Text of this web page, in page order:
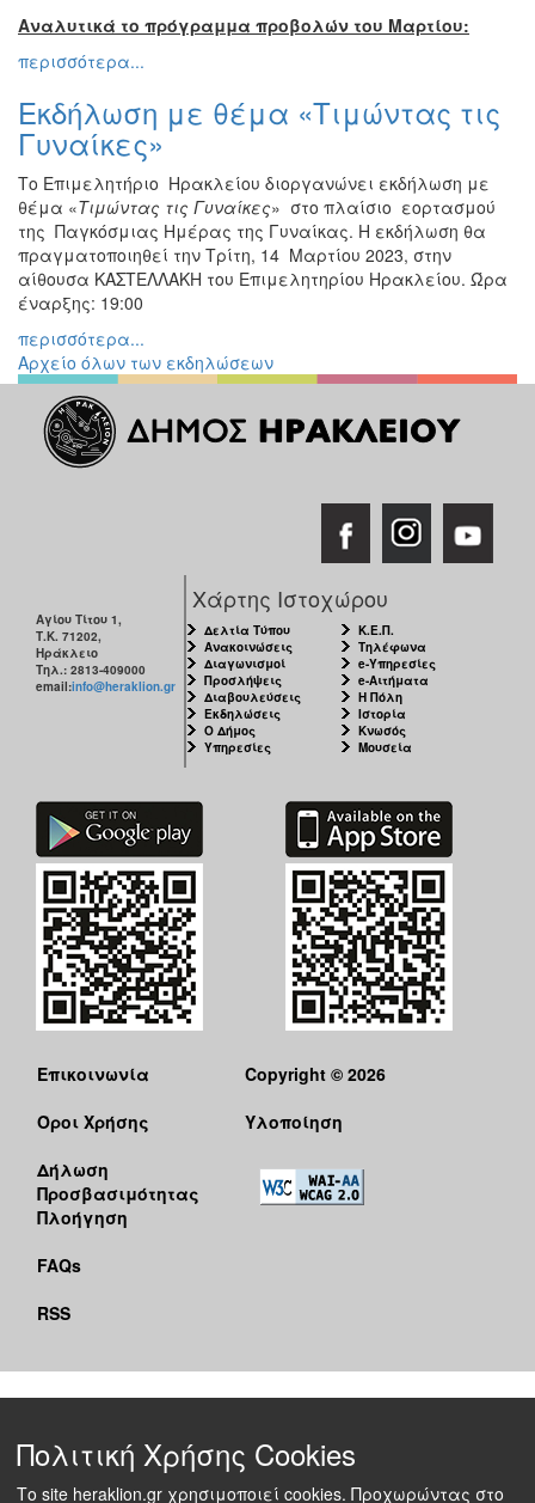
Αναλυτικά το πρόγραμμα προβολών του Μαρτίου:
περισσότερα...
Εκδήλωση με θέμα «Τιμώντας τις
Γυναίκες»
Το Επιμελητήριο Ηρακλείου διοργανώνει εκδήλωση με
θέμα «Τιμώντας τις Γυναίκες» στο πλαίσιο εορτασμού
της Παγκόσμιας Ημέρας της Γυναίκας. Η εκδήλωση θα
πραγματοποιηθεί την Τρίτη, 14 Μαρτίου 2023, στην
αίθουσα ΚΑΣΤΕΛΛΑΚΗ του Επιμελητηρίου Ηρακλείου. Ώρα
έναρξης: 19:00
περισσότερα...
Αρχείο όλων των εκδηλώσεων
Αγίου Τίτου 1,
Τ.Κ. 71202,
Ηράκλειο
Τηλ.: 2813-409000
email:info@heraklion.gr
Χάρτης Ιστοχώρου
Δελτία Τύπου
Ανακοινώσεις
Διαγωνισμοί
Προσλήψεις
Διαβουλεύσεις
Εκδηλώσεις
Ο Δήμος
Υπηρεσίες
Κ.Ε.Π.
Τηλέφωνα
e-Υπηρεσίες
e-Αιτήματα
Η Πόλη
Ιστορία
Κνωσός
Μουσεία
Επικοινωνία
Όροι Χρήσης
Δήλωση
Προσβασιμότητας
Πλοήγηση
FAQs
RSS
Copyright © 2026
Υλοποίηση
Πολιτική Χρήσης Cookies
Το site heraklion.gr χρησιμοποιεί cookies. Προχωρώντας στο